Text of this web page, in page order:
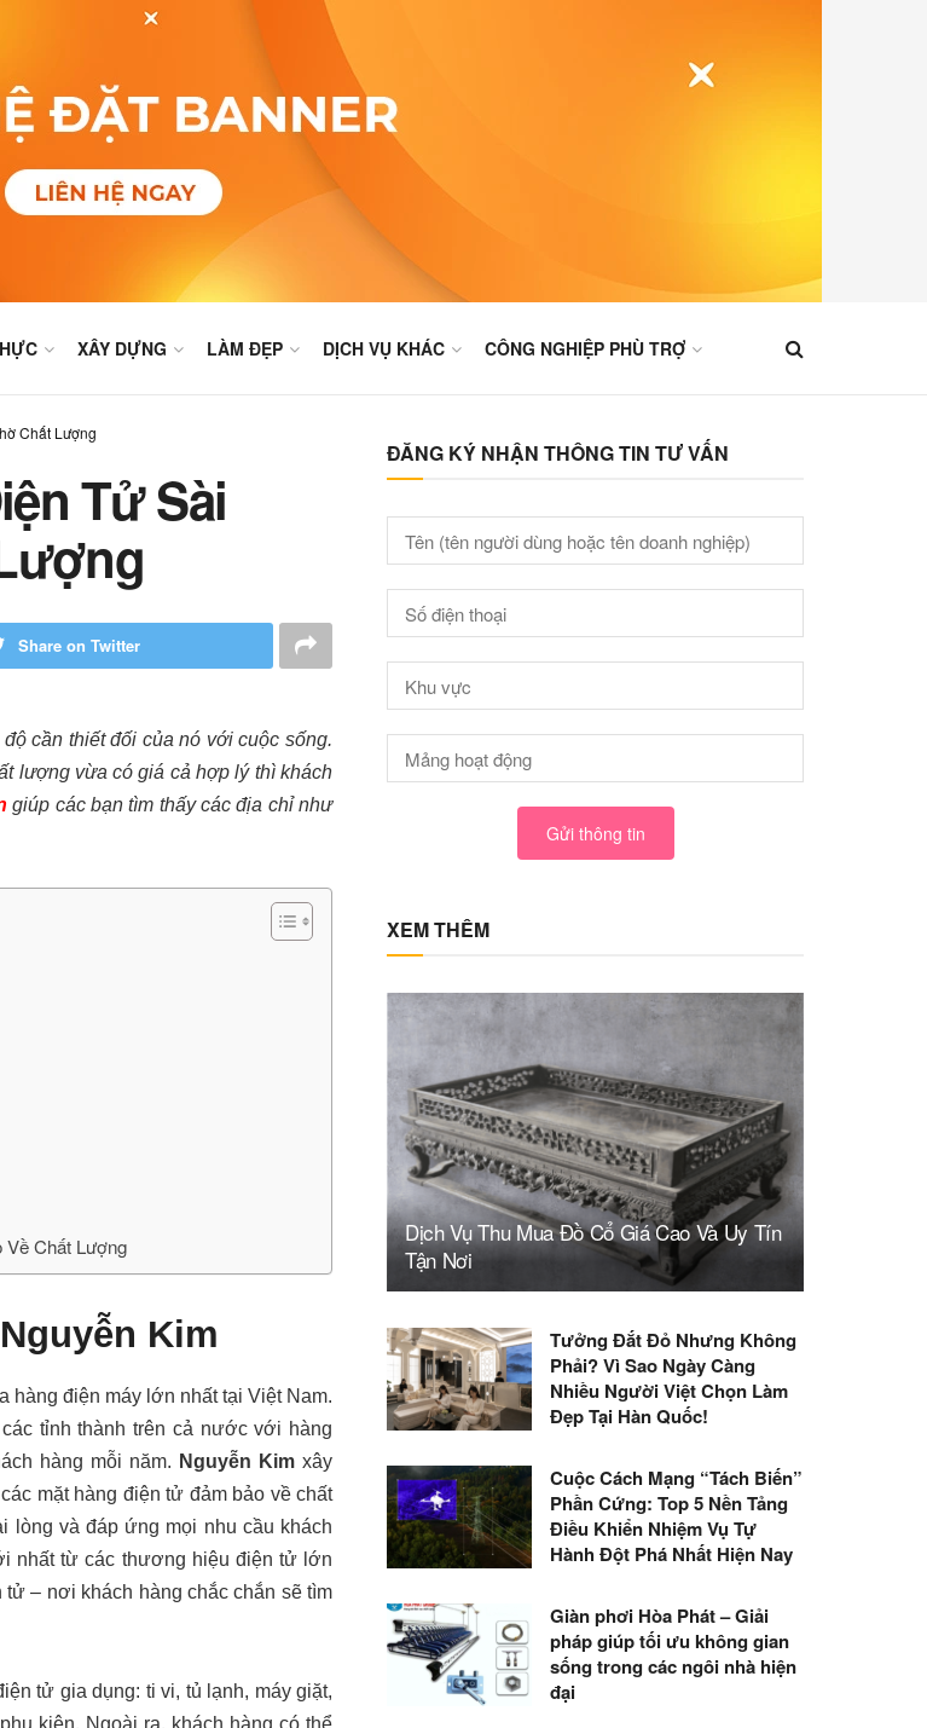
XÂY DỰNG LÀM ĐẸP DỊCH VỤ KHÁC CÔNG NGHIỆP PHÙ TRỢ
Chất Lượng
Tử Sài
Share on Twitter
cần thiết đối của nó với cuộc sống.
lượng vừa có giá cả hợp lý thì khách
giúp các bạn tìm thấy các địa chỉ như
Chất Lượng
Kim
hàng điện máy lớn nhất tại Việt Nam.
tỉnh thành trên cả nước với hàng
hàng mỗi năm. Nguyễn Kim xây
mặt hàng điện tử đảm bảo về chất
lòng và đáp ứng mọi nhu cầu khách
nhất từ các thương hiệu điện tử lớn
– nơi khách hàng chắc chắn sẽ tìm
tử gia dụng: ti vi, tủ lạnh, máy giặt,
kiện. Ngoài ra, khách hàng có thể
ĐĂNG KÝ NHẬN THÔNG TIN TƯ VẤN
Gửi thông tin
XEM THÊM
Dịch Vụ Thu Mua Đồ Cổ Giá Cao Và Uy Tín
Tận Nơi
Tưởng Đắt Đỏ Nhưng Không
Phải? Vì Sao Ngày Càng
Nhiều Người Việt Chọn Làm
Đẹp Tại Hàn Quốc!
Cuộc Cách Mạng “Tách Biến”
Phần Cứng: Top 5 Nền Tảng
Điều Khiển Nhiệm Vụ Tự
Hành Đột Phá Nhất Hiện Nay
Giàn phơi Hòa Phát – Giải
pháp giúp tối ưu không gian
sống trong các ngôi nhà hiện
đại